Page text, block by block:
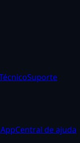
Suporte
Central de ajuda